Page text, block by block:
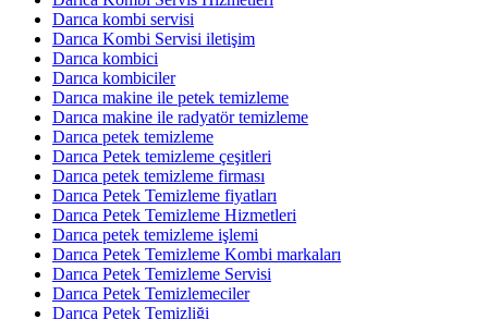
Darıca kombi servisi
Darıca Kombi Servisi iletişim
Darıca kombici
Darıca kombiciler
Darıca makine ile petek temizleme
Darıca makine ile radyatör temizleme
Darıca petek temizleme
Darıca Petek temizleme çeşitleri
Darıca petek temizleme firması
Darıca Petek Temizleme fiyatları
Darıca Petek Temizleme Hizmetleri
Darıca petek temizleme işlemi
Darıca Petek Temizleme Kombi markaları
Darıca Petek Temizleme Servisi
Darıca Petek Temizlemeciler
Darıca Petek Temizliği